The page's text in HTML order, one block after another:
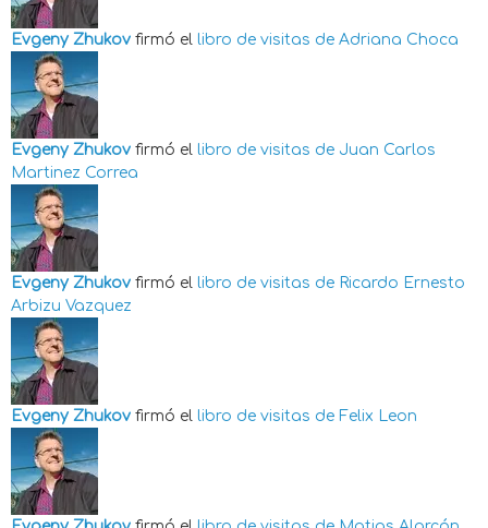
Evgeny Zhukov firmó el libro de visitas de Adriana Choca
Evgeny Zhukov firmó el libro de visitas de Juan Carlos
Martinez Correa
Evgeny Zhukov firmó el libro de visitas de Ricardo Ernesto
Arbizu Vazquez
Evgeny Zhukov firmó el libro de visitas de Felix Leon